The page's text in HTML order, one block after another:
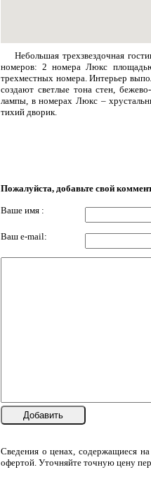
Небольшая трехзвездочная
номеров: 2 номера Люкс
трехместных номера. Интерьер
создают светлые тона стен,
лампы, в номерах Люкс –
тихий дворик.
Пожалуйста, добавьте свой
Ваше имя :
Ваш e-mail:
Добавить
Сведения о ценах, содержащиеся
офертой. Уточняйте точную цену